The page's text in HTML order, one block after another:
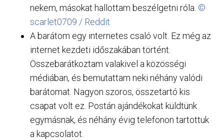
nekem, másokat hallottam beszélgetni róla. ©
scarlet0709 / Reddit
A barátom egy internetes csaló volt. Ez még az
internet kezdeti időszakában történt.
Összebarátkoztam valakivel a közösségi
médiában, és bemutattam neki néhány valódi
barátomat. Nagyon szoros, összetartó kis
csapat volt ez. Postán ajándékokat küldtünk
egymásnak, és néhány évig telefonon tartottuk
a kapcsolatot.